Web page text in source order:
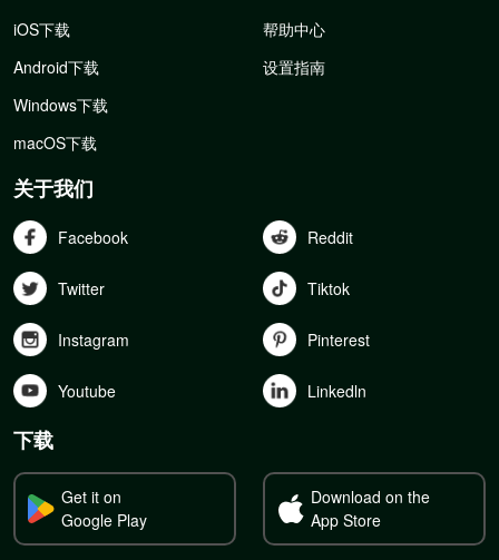
iOS下载
Android下载
Windows下载
macOS下载
帮助中心
设置指南
关于我们
Facebook Reddit
Twitter Tiktok
Instagram Pinterest
Youtube Linkedln
下载
Get it on
Google Play
Download on the
App Store